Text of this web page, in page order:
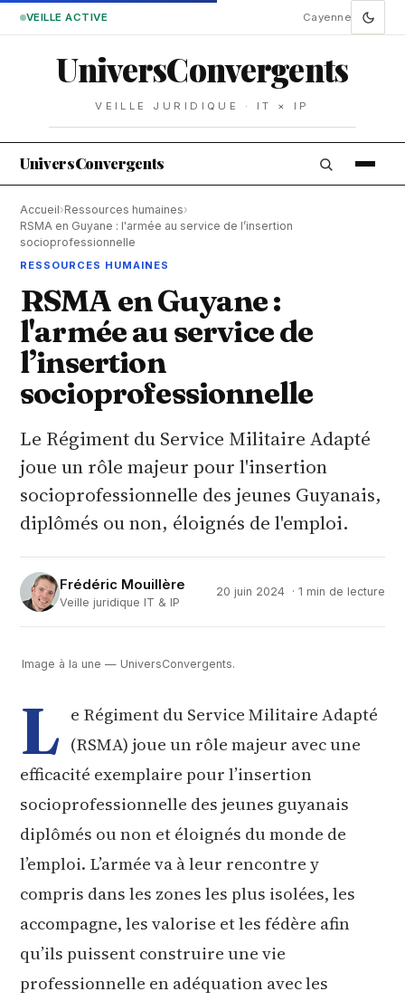
VEILLE ACTIVE Cayenne
UniversConvergents
VEILLE JURIDIQUE · IT × IP
UniversConvergents
Accueil›Ressources humaines›
RSMA en Guyane : l'armée au service de l’insertion
socioprofessionnelle
RESSOURCES HUMAINES
RSMA en Guyane :
l'armée au service de
l’insertion
socioprofessionnelle
Le Régiment du Service Militaire Adapté
joue un rôle majeur pour l'insertion
socioprofessionnelle des jeunes Guyanais,
diplômés ou non, éloignés de l'emploi.
Frédéric Mouillère
Veille juridique IT & IP
20 juin 2024 · 1 min de lecture
Image à la une — UniversConvergents.
L e Régiment du Service Militaire Adapté
(RSMA) joue un rôle majeur avec une
efficacité exemplaire pour l’insertion
socioprofessionnelle des jeunes guyanais
diplômés ou non et éloignés du monde de
l’emploi. L’armée va à leur rencontre y
compris dans les zones les plus isolées, les
accompagne, les valorise et les fédère afin
qu’ils puissent construire une vie
professionnelle en adéquation avec les